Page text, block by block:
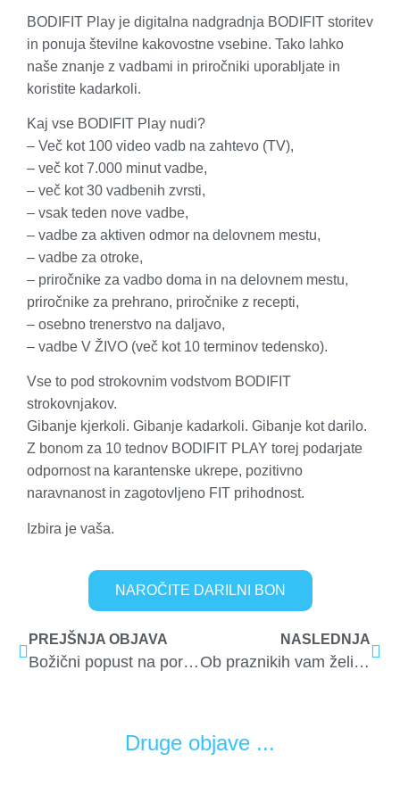
BODIFIT Play je digitalna nadgradnja BODIFIT storitev
in ponuja številne kakovostne vsebine. Tako lahko
naše znanje z vadbami in priročniki uporabljate in
koristite kadarkoli.
Kaj vse BODIFIT Play nudi?
– Več kot 100 video vadb na zahtevo (TV),
– več kot 7.000 minut vadbe,
– več kot30 vadbenih zvrsti,
– vsak teden nove vadbe,
– vadbe za aktiven odmor na delovnem mestu,
– vadbe za otroke,
– priročnike za vadbo doma in na delovnem mestu,
priročnike za prehrano, priročnike z recepti,
– osebno trenerstvo na daljavo,
– vadbe V ŽIVO (več kot 10 terminov tedensko).
Vse to pod strokovnim vodstvom BODIFIT
strokovnjakov.
Gibanje kjerkoli. Gibanje kadarkoli. Gibanje kot darilo.
Z bonom za 10 tednov BODIFIT PLAY torej podarjate
odpornost na karantenske ukrepe, pozitivno
naravnanost in zagotovljeno FIT prihodnost.
Izbira je vaša.
NAROČITE DARILNI BON
PREJŠNJA OBJAVA
Božični popust na portalu BODIFIT Play!
NASLEDNJA
Ob praznikih vam želimo …
Druge objave ...